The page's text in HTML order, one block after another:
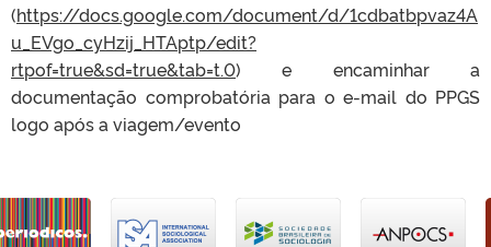
(https://docs.google.com/document/d/1cdbatbpvaz4A
u_EVgo_cyHzij_HTAptp/edit?
rtpof=true&sd=true&tab=t.0) e encaminhar a
documentação comprobatória para o e-mail do PPGS
logo após a viagem/evento